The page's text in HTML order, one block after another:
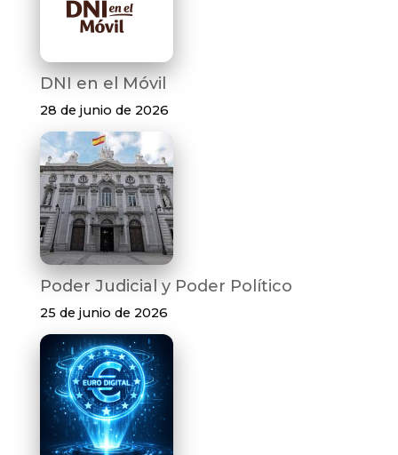
DNI en el Móvil
28 de junio de 2026
Poder Judicial y Poder Político
25 de junio de 2026